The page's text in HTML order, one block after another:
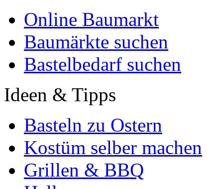
Online Baumarkt
Baumärkte suchen
Bastelbedarf suchen
Ideen & Tipps
Basteln zu Ostern
Kostüm selber machen
Grillen & BBQ